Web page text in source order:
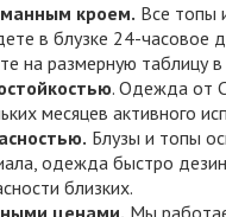
кроем. Все топы
в блузке 24-часовое
на размерную таблицу
. Одежда от
месяцев активного
Блузы и топы
одежда быстро
близких.